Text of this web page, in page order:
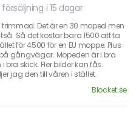
försäljning i 15 dagar
Det är en 30 moped men
Så det kostar bara 1500 att ta
för 4500 för en EU moppe. Plus
gångvägar. Mopeden är i bra
bra skick. Fler bilder kan fås.
jag den till våren i stället.
Blocket.se